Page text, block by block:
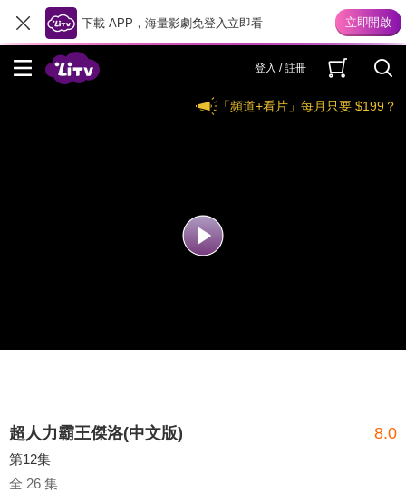
下載 APP，海量影劇免登入立即看
登入 / 註冊
「頻道+看片」每月只要 $199？
超人力霸王傑洛(中文版) 8.0
第12集
全 26 集